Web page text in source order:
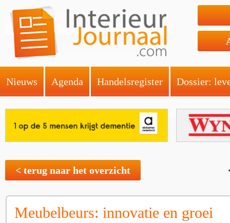
Nieuws Agenda Handelsregister Dossier:
< terug naar het overzicht
Meubelbeurs: innovatie en groei